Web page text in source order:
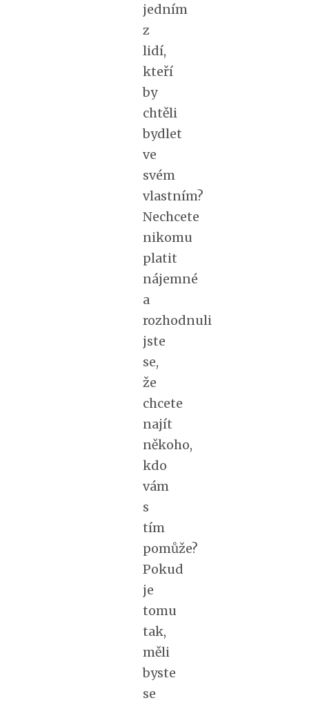
jedním
z
lidí,
kteří
by
chtěli
bydlet
ve
svém
vlastním?
Nechcete
nikomu
platit
nájemné
a
rozhodnuli
jste
se,
že
chcete
najít
někoho,
kdo
vám
s
tím
pomůže?
Pokud
je
tomu
tak,
měli
byste
se